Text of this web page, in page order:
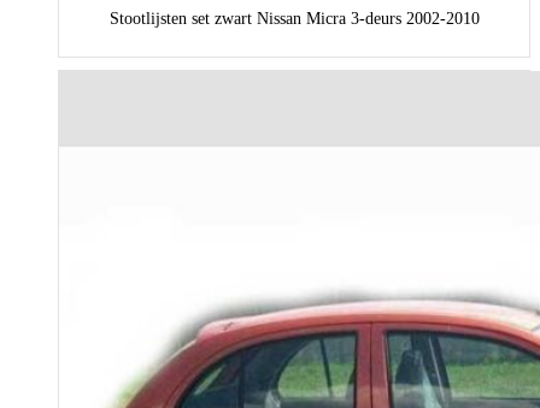
Stootlijsten set zwart Nissan Micra 3-deurs 2002-2010